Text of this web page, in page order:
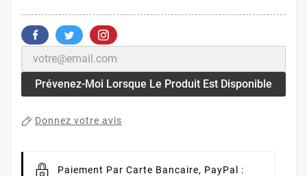
Prévenez-Moi Lorsque Le Produit Est Disponible
Donnez votre avis
Paiement Par Carte Bancaire, PayPal :